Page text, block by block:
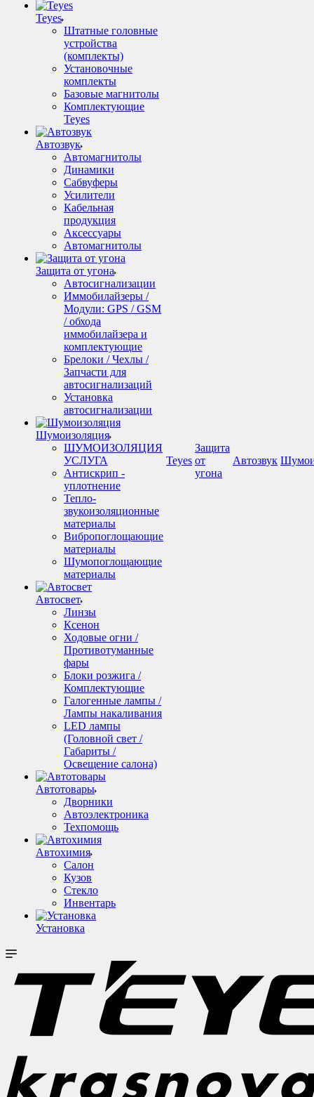
Teyes
Штатные головные
устройства
(комплекты)
Установочные
комплекты
Базовые магнитолы
Комплектующие
Teyes
Автозвук
Автомагнитолы
Динамики
Сабвуферы
Усилители
Кабельная
продукция
Аксессуары
Автомагнитолы
Защита от угона
Автосигнализации
Иммобилайзеры /
Модули: GPS / GSM
/ обхода
иммобилайзера и
комплектующие
Брелоки / Чехлы /
Запчасти для
автосигнализаций
Установка
автосигнализации
Шумоизоляция
ШУМОИЗОЛЯЦИЯ
УСЛУГА
Антискрип -
уплотнение
Тепло-
звукоизоляционные
материалы
Вибропоглощающие
материалы
Шумопоглощающие
материалы
Автосвет
Линзы
Ксенон
Ходовые огни /
Противотуманные
фары
Блоки розжига /
Комплектующие
Галогенные лампы /
Лампы накаливания
LED лампы
(Головной свет /
Габариты /
Освещение салона)
Автотовары
Дворники
Автоэлектроника
Техпомощь
Автохимия
Салон
Кузов
Стекло
Инвентарь
Установка
Teyes
Защита
от
угона
Автозвук